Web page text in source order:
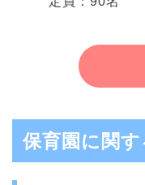
保育園に関